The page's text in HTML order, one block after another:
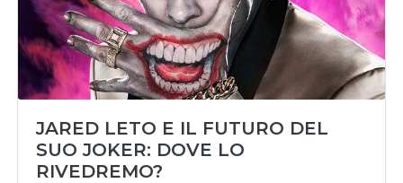
JARED LETO E IL FUTURO DEL
SUO JOKER: DOVE LO
RIVEDREMO?